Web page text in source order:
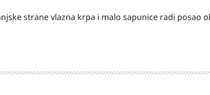
strane vlazna krpa i malo sapunice radi posao